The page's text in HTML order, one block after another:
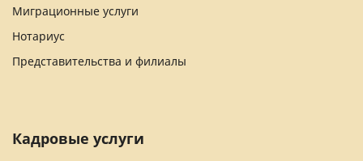
Миграционные услуги
Нотариус
Представительства и филиалы
Кадровые услуги